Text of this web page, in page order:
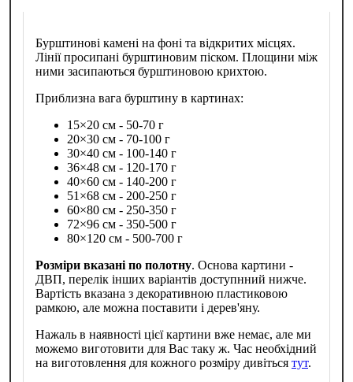
Бурштинові камені на фоні та відкритих місцях.
Лінії просипані бурштиновим піском. Площини між
ними засипаються бурштиновою крихтою.
Приблизна вага бурштину в картинах:
15×20 см - 50-70 г
20×30 см - 70-100 г
30×40 см - 100-140 г
36×48 см - 120-170 г
40×60 см - 140-200 г
51×68 см - 200-250 г
60×80 см - 250-350 г
72×96 см - 350-500 г
80×120 см - 500-700 г
Розміри вказані по полотну. Основа картини -
ДВП, перелік інших варіантів доступнний нижче.
Вартість вказана з декоративною пластиковою
рамкою, але можна поставити і дерев'яну.
Нажаль в наявності цієї картини вже немає, але ми
можемо виготовити для Вас таку ж. Час необхідний
на виготовлення для кожного розміру дивіться тут.